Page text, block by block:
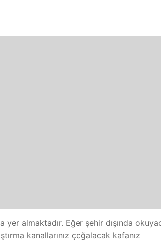
yer almaktadır. Eğer şehir dışında
kanallarınız çoğalacak kafanız